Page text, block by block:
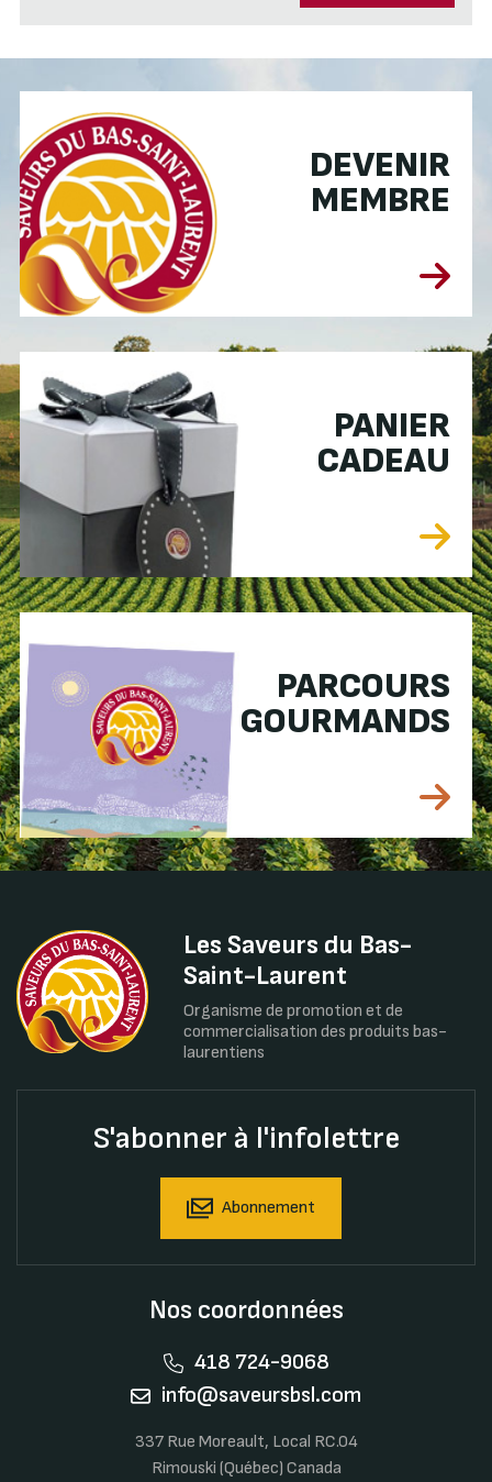
DEVENIR
MEMBRE
PANIER
CADEAU
PARCOURS
GOURMANDS
Les Saveurs du Bas-
Saint-Laurent
Organisme de promotion et de
commercialisation des produits bas-
laurentiens
S'abonner à l'infolettre
Abonnement
Nos coordonnées
418 724-9068
info@saveursbsl.com
337 Rue Moreault, Local RC.04
Rimouski (Québec) Canada